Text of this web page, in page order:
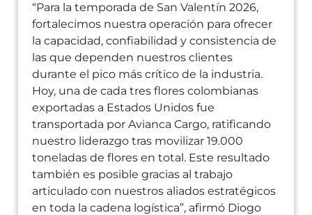
“Para la temporada de San Valentín 2026,
fortalecimos nuestra operación para ofrecer
la capacidad, confiabilidad y consistencia de
las que dependen nuestros clientes
durante el pico más crítico de la industria.
Hoy, una de cada tres flores colombianas
exportadas a Estados Unidos fue
transportada por Avianca Cargo, ratificando
nuestro liderazgo tras movilizar 19.000
toneladas de flores en total. Este resultado
también es posible gracias al trabajo
articulado con nuestros aliados estratégicos
en toda la cadena logística”, afirmó Diogo